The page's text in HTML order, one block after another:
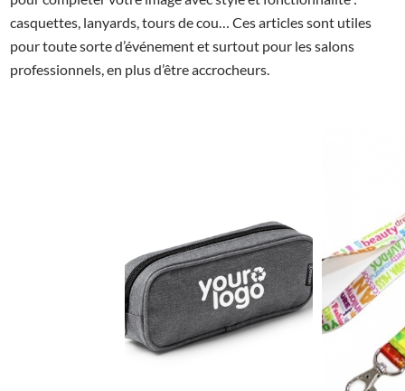
casquettes, lanyards, tours de cou… Ces articles sont utiles
pour toute sorte d’événement et surtout pour les salons
professionnels, en plus d’être accrocheurs.